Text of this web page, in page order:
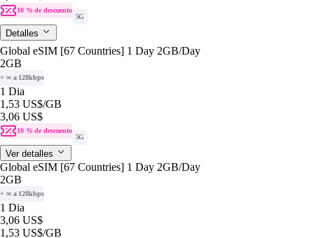
10 % de descuento
5G
Detalles
Global eSIM [67 Countries] 1 Day 2GB/Day
2GB
+ ∞ a 128kbps
1 Dia
1,53 US$/GB
3,06 US$
10 % de descuento
5G
Ver detalles
Global eSIM [67 Countries] 1 Day 2GB/Day
2GB
+ ∞ a 128kbps
1 Dia
3,06 US$
1,53 US$/GB